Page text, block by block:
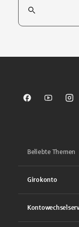
Sparkasse auf
Beliebte Themen
Girokonto